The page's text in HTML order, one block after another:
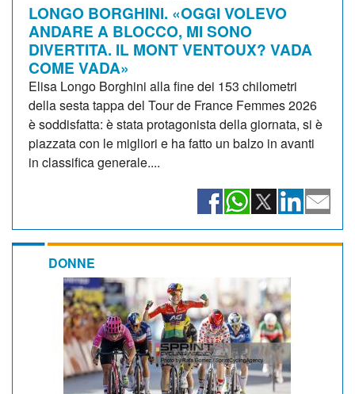
LONGO BORGHINI. «OGGI VOLEVO
ANDARE A BLOCCO, MI SONO
DIVERTITA. IL MONT VENTOUX? VADA
COME VADA»
Elisa Longo Borghini alla fine dei 153 chilometri
della sesta tappa del Tour de France Femmes 2026
è soddisfatta: è stata protagonista della giornata, si è
piazzata con le migliori e ha fatto un balzo in avanti
in classifica generale....
DONNE